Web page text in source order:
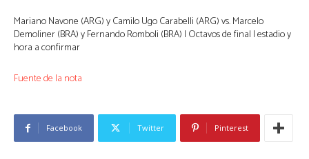
Mariano Navone (ARG) y Camilo Ugo Carabelli (ARG) vs. Marcelo
Demoliner (BRA) y Fernando Romboli (BRA) | Octavos de final | estadio y
hora a confirmar
Fuente de la nota
Facebook Twitter Pinterest